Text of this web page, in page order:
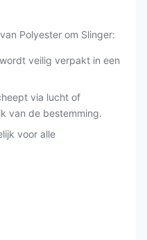
Polyester om Slinger:
veilig verpakt in een
via lucht of
van de bestemming.
voor alle